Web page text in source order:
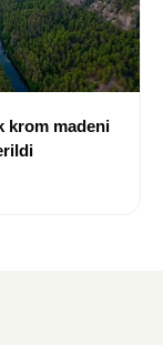
krom madeni